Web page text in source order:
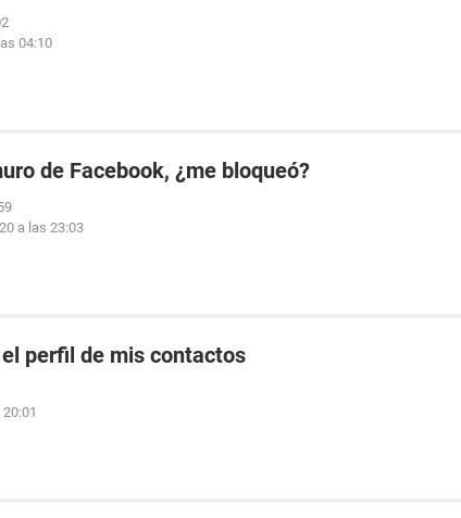
04:10
de Facebook, ¿me bloqueó?
a las 23:03
perfil de mis contactos